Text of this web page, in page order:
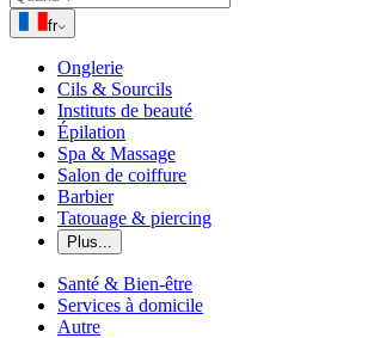
fr
Onglerie
Cils & Sourcils
Instituts de beauté
Épilation
Spa & Massage
Salon de coiffure
Barbier
Tatouage & piercing
Plus...
Santé & Bien-être
Services à domicile
Autre